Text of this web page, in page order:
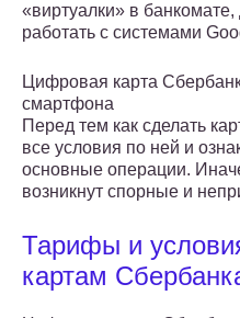
«виртуалки» в
работать с системами
Цифровая карта
смартфона
Перед тем как сделать
все условия по ней и
основные операции.
возникнут спорные и
Тарифы и
картам